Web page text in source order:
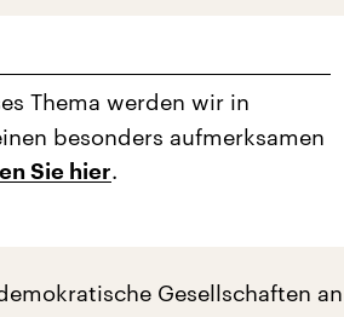
Thema werden wir in
besonders aufmerksamen
Sie hier.
Gesellschaften an